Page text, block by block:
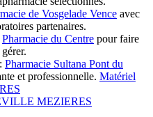
de Vosgelade Vence avec
partenaires.
Pharmacie du Centre pour faire
Pharmacie Sultana Pont du
et professionnelle. Matériel
MEZIERES